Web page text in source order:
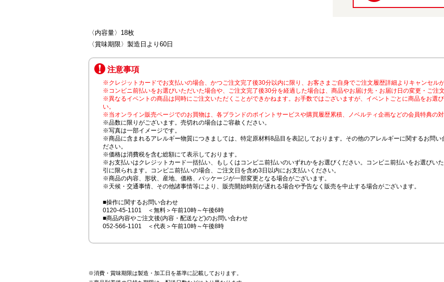
〈内容量〉18枚
〈賞味期限〉製造日より60日
注意事項
※クレジットカードでお支払いの場合、かつご注文完了後30分以内に限り、お客さまご自身でご注文履歴詳細よりキャンセルが
※コンビニ前払いをお選びいただいた場合や、ご注文完了後30分を経過した場合は、商品やお届け先・お届け日の変更・ご注
※異なるイベントの商品は同時にご注文いただくことができかねます。お手数ではございますが、イベントごとに商品をお選
い。
※当オンライン販売ページでのお買物は、各ブランドのポイントサービスや購買履歴累積、ノベルティ企画などの会員特典の対
※品数に限りがございます。売切れの場合はご容赦ください。
※写真は一部イメージです。
※商品に含まれるアレルギー物質につきましては、特定原材料8品目を表記しております。その他のアレルギーに関するお問い
ださい。
※価格は消費税を含む総額にて表示しております。
※お支払いはクレジットカード一括払い、もしくはコンビニ前払いのいずれかをお選びください。コンビニ前払いをお選びい
引に限られます。コンビニ前払いの場合、ご注文日を含め3日以内にお支払いください。
※商品の内容、形状、産地、価格、パッケージが一部変更となる場合がございます。
※天候・交通事情、その他諸事情等により、販売開始時刻が遅れる場合や予告なく販売を中止する場合がございます。
■操作に関するお問い合わせ
0120-45-1101 ＜無料＞午前10時～午後6時
■商品内容やご注文後(内容・配送など)のお問い合わせ
052-566-1101 ＜代表＞午前10時～午後8時
※消費・賞味期限は製造・加工日を基準に記載しております。